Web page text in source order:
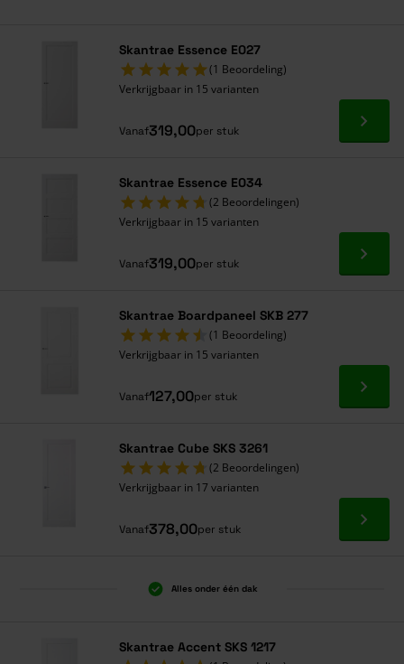
Skantrae Essence E027
(1 Beoordeling)
Verkrijgbaar in 15 varianten
Vanaf319,00per stuk Ga
Skantrae Essence E034
(2 Beoordelingen)
Verkrijgbaar in 15 varianten
Vanaf319,00per stuk Ga
Skantrae Boardpaneel SKB 277
(1 Beoordeling)
Verkrijgbaar in 15 varianten
Vanaf127,00per stuk Ga
Skantrae Cube SKS 3261
(2 Beoordelingen)
Verkrijgbaar in 17 varianten
Vanaf378,00per stuk Ga
Alles onder één dak
Skantrae Accent SKS 1217